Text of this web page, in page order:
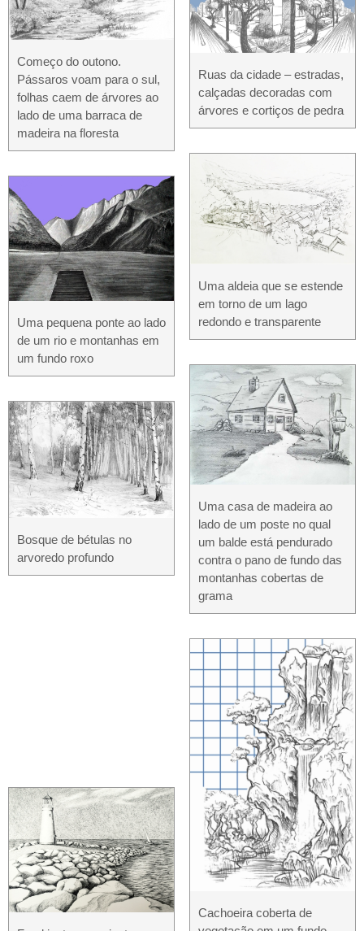
Começo do outono.
Pássaros voam para o sul,
folhas caem de árvores ao
lado de uma barraca de
madeira na floresta
Uma pequena ponte ao lado
de um rio e montanhas em
um fundo roxo
Bosque de bétulas no
arvoredo profundo
Ruas da cidade – estradas,
calçadas decoradas com
árvores e cortiços de pedra
Uma aldeia que se estende
em torno de um lago
redondo e transparente
Uma casa de madeira ao
lado de um poste no qual
um balde está pendurado
contra o pano de fundo das
montanhas cobertas de
grama
Cachoeira coberta de